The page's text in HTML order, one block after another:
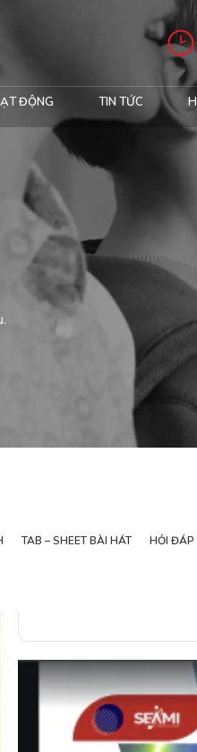
ĐỘNG TIN TỨC
TAB – SHEET BÀI HÁT HỎI ĐÁP